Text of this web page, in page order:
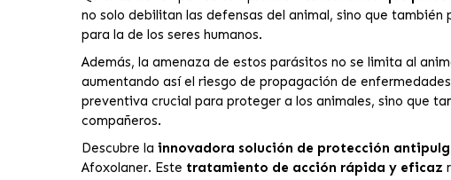
no solo debilitan las defensas del animal, sino que
para la de los seres humanos.
Además, la amenaza de estos parásitos no se limita al
aumentando así el riesgo de propagación de
preventiva crucial para proteger a los animales, sino que
compañeros.
Descubre la innovadora solución de protección
Afoxolaner. Este tratamiento de acción rápida y eficaz